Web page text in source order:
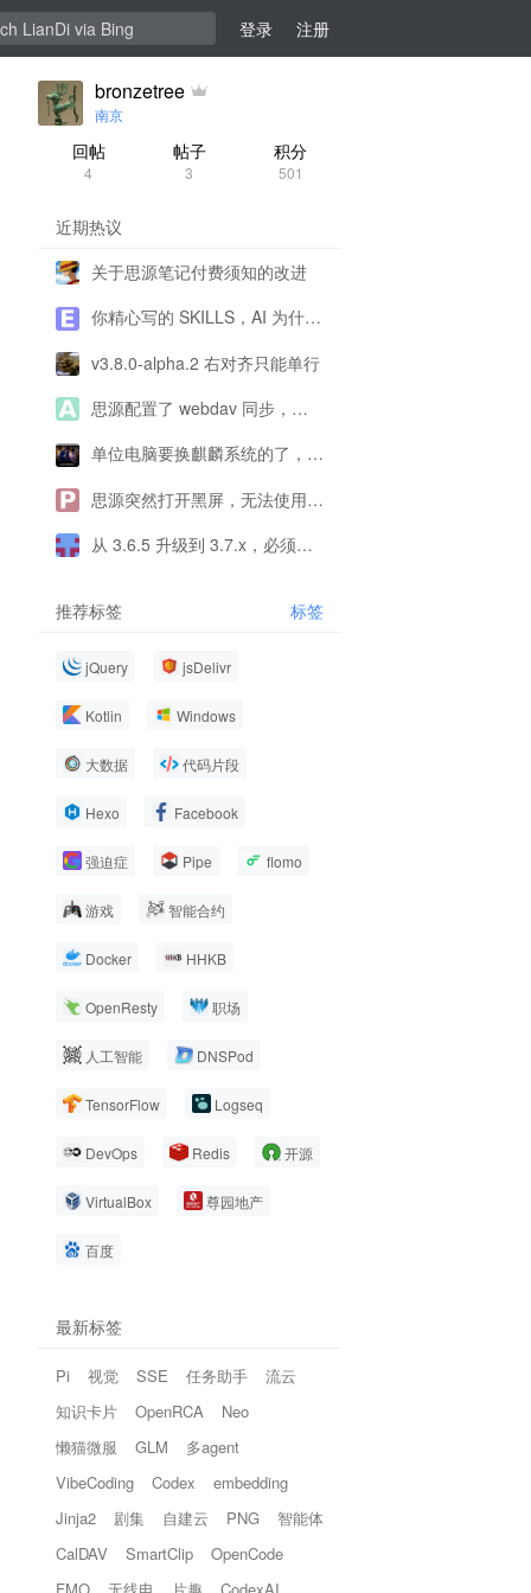
登录 注册
bronzetree
南京
回帖
4
帖子
3
积分
501
近期热议
关于思源笔记付费须知的改进
你精心写的 SKILLS，AI 为什么不用、错用？
v3.8.0-alpha.2 右对齐只能单行
思源配置了 webdav 同步，为什么一直提示配置有问题呀？
单位电脑要换麒麟系统的了，思源还能用了吗？
思源突然打开黑屏，无法使用求帮助！
从 3.6.5 升级到 3.7.x，必须所有终端，包括移动端都同步升级吗？
推荐标签 标签
jQuery jsDelivr
Kotlin Windows
大数据 代码片段
Hexo Facebook
强迫症 Pipe flomo
游戏 智能合约
Docker HHKB
OpenResty 职场
人工智能 DNSPod
TensorFlow Logseq
DevOps Redis 开源
VirtualBox 尊园地产
百度
最新标签
Pi 视觉 SSE 任务助手
流云
知识卡片
OpenRCA
Neo
懒猫微服
GLM
多agent
VibeCoding
Codex
embedding
Jinja2
剧集 自建云 PNG
智能体
CalDAV
SmartClip
OpenCode